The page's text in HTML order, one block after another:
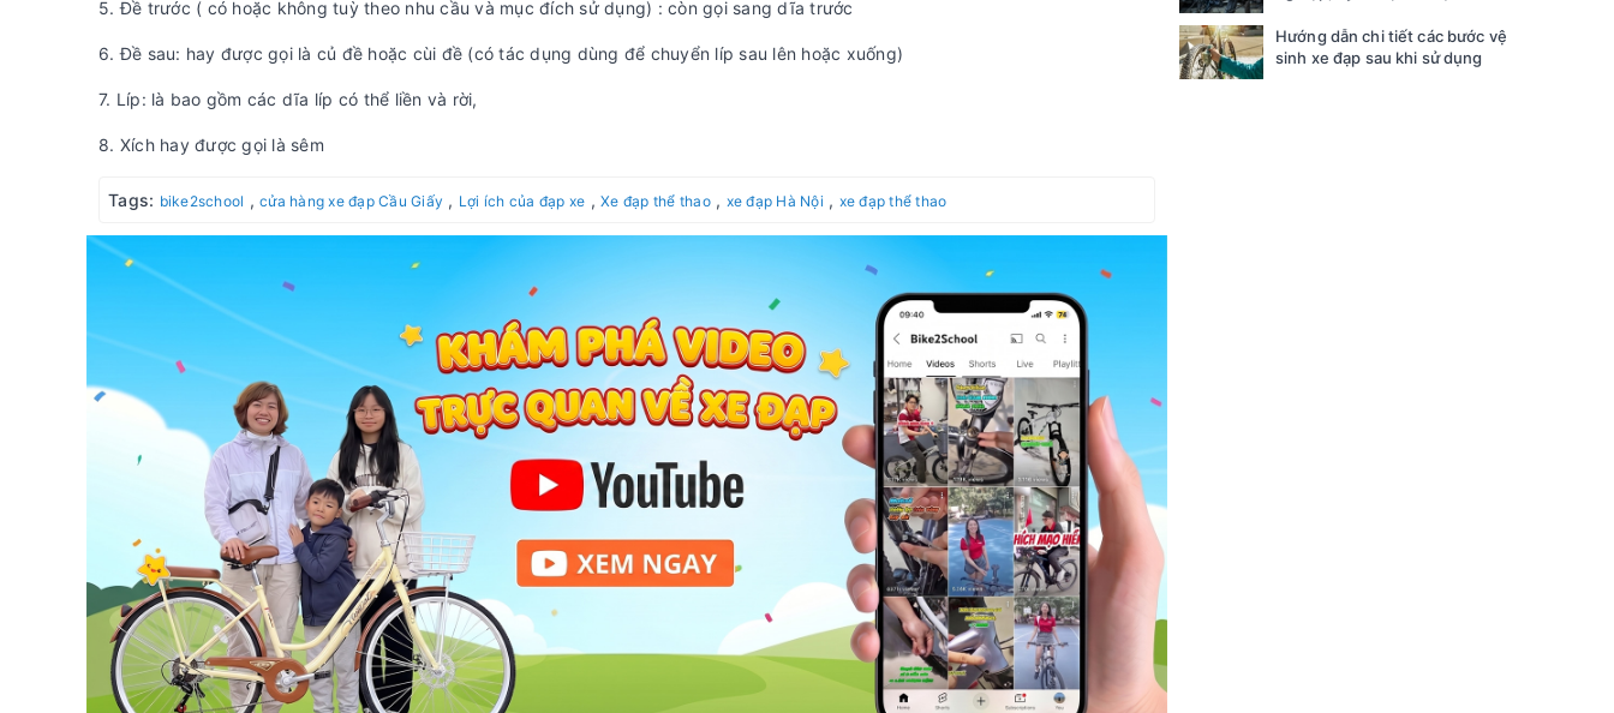
5. Đề trước ( có hoặc không tuỳ theo nhu cầu và mục đích sử dụng) : còn gọi sang dĩa trước
6. Đề sau: hay được gọi là củ đề hoặc cùi đề (có tác dụng dùng để chuyển líp sau lên hoặc xuống)
7. Líp: là bao gồm các dĩa líp có thể liền và rời,
8. Xích hay được gọi là sêm
Tags: bike2school , cửa hàng xe đạp Cầu Giấy , Lợi ích của đạp xe , Xe đạp thể thao, xe đạp Hà Nội , xe đạp thể thao
Hướng dẫn chi tiết các bước vệ
sinh xe đạp sau khi sử dụng